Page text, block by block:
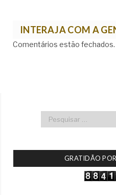
INTERAJA COM A
Comentários estão fechados.
GRATIDÃO